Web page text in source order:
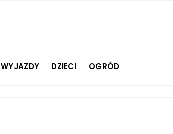
WYJAZDY DZIECI OGRÓD